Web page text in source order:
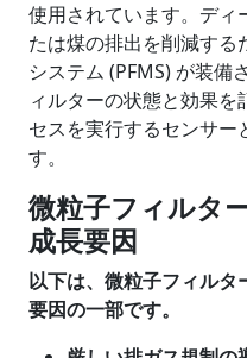
使用されています。ディ
たは煤の排出を削減する
システム (PFMS) が装備
ィルターの状態と効果
セスを実行するセンサー
す。
微粒子フィルタ
成長要因
以下は、微粒子フィル
要因の一部です。